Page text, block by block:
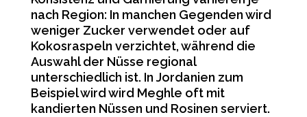
nach Region: In manchen Gegenden wird
weniger Zucker verwendet oder auf
Kokosraspeln verzichtet, während die
Auswahl der Nüsse regional
unterschiedlich ist. In Jordanien zum
Beispiel wird wird Meghle oft mit
kandierten Nüssen und Rosinen serviert.